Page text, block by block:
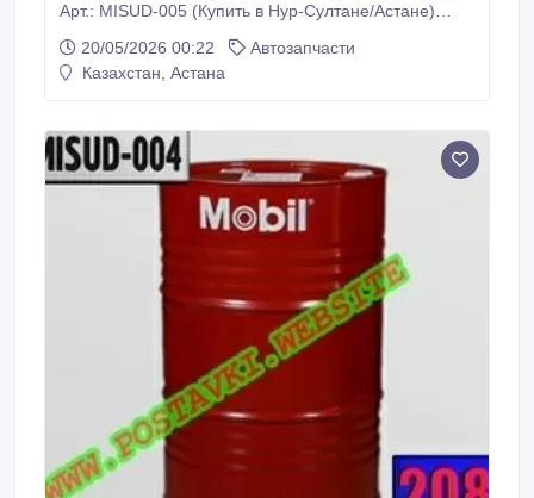
Арт.: MISUD-005 (Купить в Нур-Султане/Астане)
высококачественные масла со щелочным числом
(TBN) 40, разработанные для применения в
20/05/2026 00:22
Автозапчасти
Казахстан, Астана